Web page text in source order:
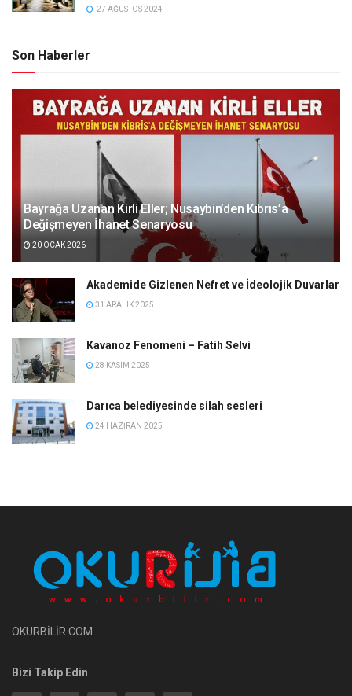
27 AĞUSTOS 2024
Son Haberler
Bayrağa Uzanan Kirli Eller; Nusaybin’den Kıbrıs’a
Değişmeyen İhanet Senaryosu
20 OCAK 2026
Akademide Gizlenen Nefret ve İdeolojik Duvarlar
31 ARALIK 2025
Kavanoz Fenomeni – Fatih Selvi
28 KASIM 2025
Darıca belediyesinde silah sesleri
24 HAZIRAN 2025
OKURBİLİR.COM
Bizi Takip Edin